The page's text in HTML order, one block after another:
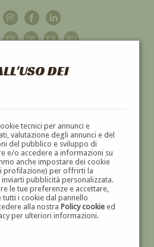
DEI
tecnici per annunci e
valutazione degli annunci e del
del pubblico e sviluppo di
e/o accedere a informazioni su
anche impostare dei cookie
profilazione) per offrirti la
pubblicità personalizzata.
le tue preferenze e accettare,
i cookie dal pannello
alla nostra Policy cookieed
per ulteriori informazioni.
GALLERIAD'ARTE
'800 E '900